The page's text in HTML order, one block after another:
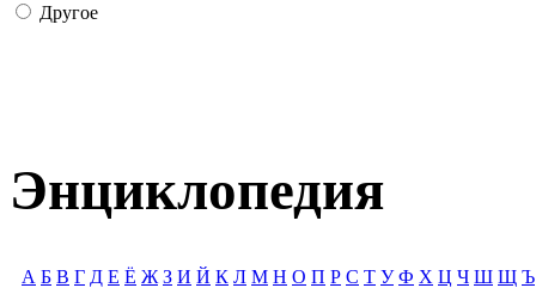
Другое
Энциклопедия
А Б В Г Д Е Ё Ж З И Й К Л М Н О П Р С Т У Ф Х Ц Ч Ш Щ Ъ